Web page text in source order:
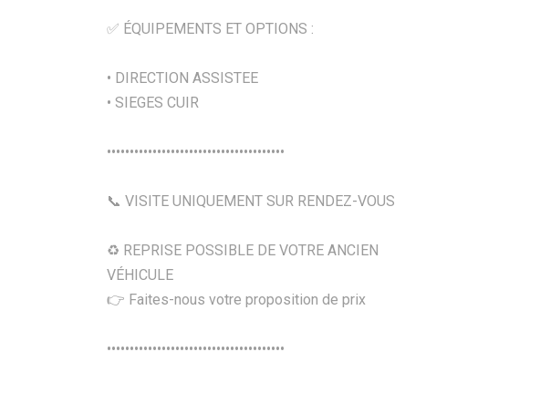
✅ ÉQUIPEMENTS ET OPTIONS :
• DIRECTION ASSISTEE
• SIEGES CUIR
•••••••••••••••••••••••••••••••••••••••
📞 VISITE UNIQUEMENT SUR RENDEZ-VOUS
♻️ REPRISE POSSIBLE DE VOTRE ANCIEN
VÉHICULE
👉 Faites-nous votre proposition de prix
•••••••••••••••••••••••••••••••••••••••